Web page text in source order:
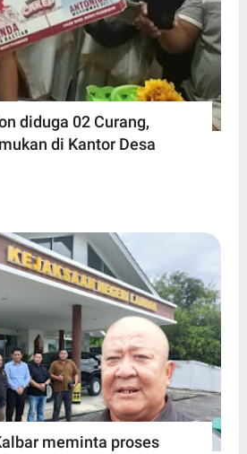
diduga 02 Curang,
di Kantor Desa
meminta proses